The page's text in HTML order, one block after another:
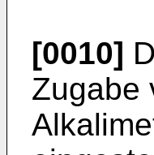
[0010]
Zugabe